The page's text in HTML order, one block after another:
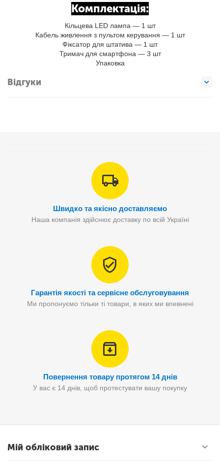
Комплектація:
Кільцева LED лампа — 1 шт
Кабель живлення з пультом керування — 1 шт
Фіксатор для штатива — 1 шт
Тримач для смартфона — 3 шт
Упаковка
Відгуки
Швидко та якісно доставляємо
Наша компанія здійснює доставку по всій Україні
Гарантія якості та сервісне обслуговування
Ми пропонуємо тільки ті товари, в яких ми впевнені
Повернення товару протягом 14 днів
У вас є 14 днів, щоб протестувати вашу покупку
Мій обліковий запис